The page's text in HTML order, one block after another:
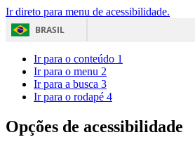
Ir direto para menu de acessibilidade.
BRASIL
Ir para o conteúdo 1
Ir para o menu 2
Ir para a busca 3
Ir para o rodapé 4
Opções de acessibilidade